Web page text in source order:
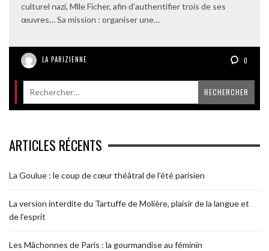
culturel nazi, Mlle Ficher, afin d’authentifier trois de ses
œuvres… Sa mission : organiser une…
LA PARIZIENNE 0
ARTICLES RÉCENTS
La Goulue : le coup de cœur théâtral de l’été parisien
La version interdite du Tartuffe de Molière, plaisir de la langue et
de l’esprit
Les Mâchonnes de Paris : la gourmandise au féminin